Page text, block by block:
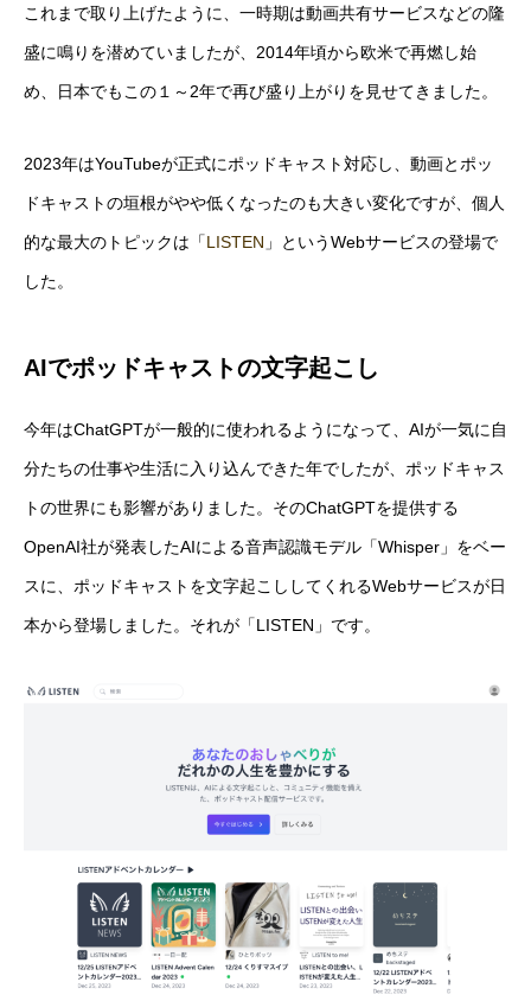
これまで取り上げたように、一時期は動画共有サービスなどの隆
盛に鳴りを潜めていましたが、2014年頃から欧米で再燃し始
め、日本でもこの１～2年で再び盛り上がりを見せてきました。
2023年はYouTubeが正式にポッドキャスト対応し、動画とポッ
ドキャストの垣根がやや低くなったのも大きい変化ですが、個人
的な最大のトピックは「LISTEN 」というWebサービスの登場で
した。
AIでポッドキャストの文字起こし
今年はChatGPTが一般的に使われるようになって、AIが一気に自
分たちの仕事や生活に入り込んできた年でしたが、ポッドキャス
トの世界にも影響がありました。そのChatGPTを提供する
OpenAI社が発表したAIによる音声認識モデル「Whisper」をベー
スに、ポッドキャストを文字起こししてくれるWebサービスが日
本から登場しました。それが「LISTEN」です。